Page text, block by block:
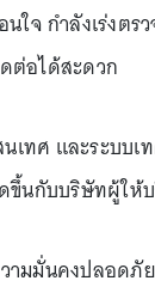
ใจ กำลังเร่งต
ต่อได้สะดวก
ทศ และระบบเ
นกับบริษัทผู้ให้
มมั่นคงปลอดภัย